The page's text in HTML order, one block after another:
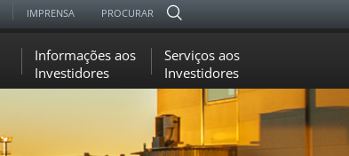
IMPRENSA PROCURAR
Informações aos
Investidores
Serviços aos
Investidores